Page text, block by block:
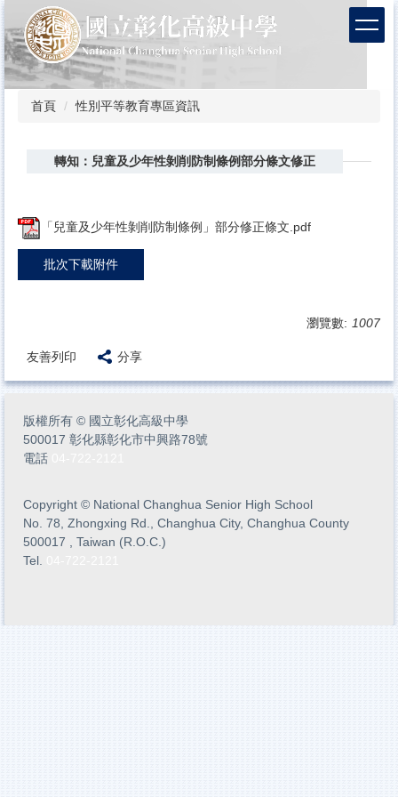
到
主
要
內
首頁 性別平等教育專區資訊
轉知：兒童及少年性剝削防制條例部分條文修正
「兒童及少年性剝削防制條例」部分修正條文.pdf
批次下載附件
瀏覽數: 1007
友善列印 分享
版權所有 © 國立彰化高級中學
500017 彰化縣彰化市中興路78號
電話
Copyright © National Changhua Senior High School
No. 78, Zhongxing Rd., Changhua City, Changhua County
500017 , Taiwan (R.O.C.)
Tel.